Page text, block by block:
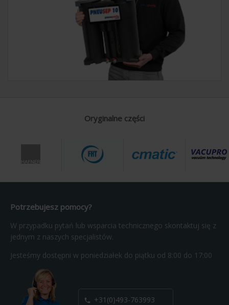
Oryginalne części
Potrzebujesz pomocy?
W przypadku pytań lub wsparcia technicznego skontaktuj się z
jednym z naszych specjalistów.
Jesteśmy dostępni w poniedziałek do piątku od 8:00 do 17:00
 +31(0)493-763993